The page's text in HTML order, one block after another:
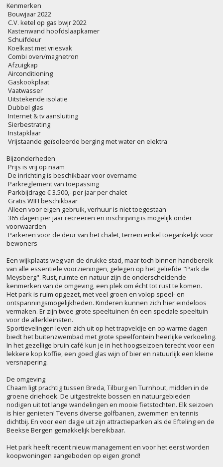
Kenmerken
­ Bouwjaar 2022
­ C.V. ketel op gas bwjr 2022
­ Kastenwand hoofdslaapkamer
­ Schuifdeur
­ Koelkast met vriesvak
­ Combi oven/magnetron
­ Afzuigkap
­ Airconditioning
­ Gaskookplaat
­ Vaatwasser
­ Uitstekende isolatie
­ Dubbel glas
­ Internet & tv aansluiting
­ Sierbestrating
­ Instapklaar
­ Vrijstaande geïsoleerde berging met water en elektra
Bijzonderheden
­ Prijs is vrij op naam
­ De inrichting is beschikbaar voor overname
­ Parkreglement van toepassing
­ Parkbijdrage € 3.500,- per jaar per chalet
­ Gratis WIFI beschikbaar
­ Alleen voor eigen gebruik, verhuur is niet toegestaan
­ 365 dagen per jaar recreëren en inschrijving is mogelijk onder
voorwaarden
­ Parkeren voor de deur van het chalet, terrein enkel toegankelijk voor
bewoners
Een wijkplaats weg van de drukke stad, maar toch binnen handbereik
van alle essentiële voorzieningen, gelegen op het geliefde "Park de
Meysberg". Rust, ruimte en natuur zijn de onderscheidende
kenmerken van de omgeving, een plek om écht tot rust te komen.
Het park is ruim opgezet, met veel groen en volop speel- en
ontspanningsmogelijkheden. Kinderen kunnen zich hier eindeloos
vermaken. Er zijn twee grote speeltuinen én een speciale speeltuin
voor de allerkleinsten.
Sportievelingen leven zich uit op het trapveldje en op warme dagen
biedt het buitenzwembad met grote speelfontein heerlijke verkoeling.
In het gezellige bruin café kun je in het hoogseizoen terecht voor een
lekkere kop koffie, een goed glas wijn of bier en natuurlijk een kleine
versnapering.
De omgeving
Chaam ligt prachtig tussen Breda, Tilburg en Turnhout, midden in de
groene driehoek. De uitgestrekte bossen en natuurgebieden
nodigen uit tot lange wandelingen en mooie fietstochten. Elk seizoen
is hier genieten! Tevens diverse golfbanen, zwemmen en tennis
dichtbij. En voor een dagje uit zijn attractieparken als de Efteling en de
Beekse Bergen gemakkelijk bereikbaar.
Het park heeft recent nieuw management en voor het eerst worden
koopwoningen aangeboden op eigen grond!